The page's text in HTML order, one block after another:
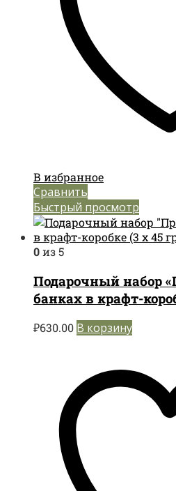
В избранное
Сравнить
Быстрый просмотр
0из 5
Подарочный набор
банках в крафт-
₽630.00 В корзину